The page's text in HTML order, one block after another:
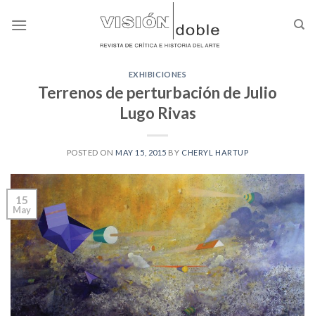
EXHIBICIONES
Terrenos de perturbación de Julio
Lugo Rivas
POSTED ON MAY 15, 2015 BY CHERYL HARTUP
15
May